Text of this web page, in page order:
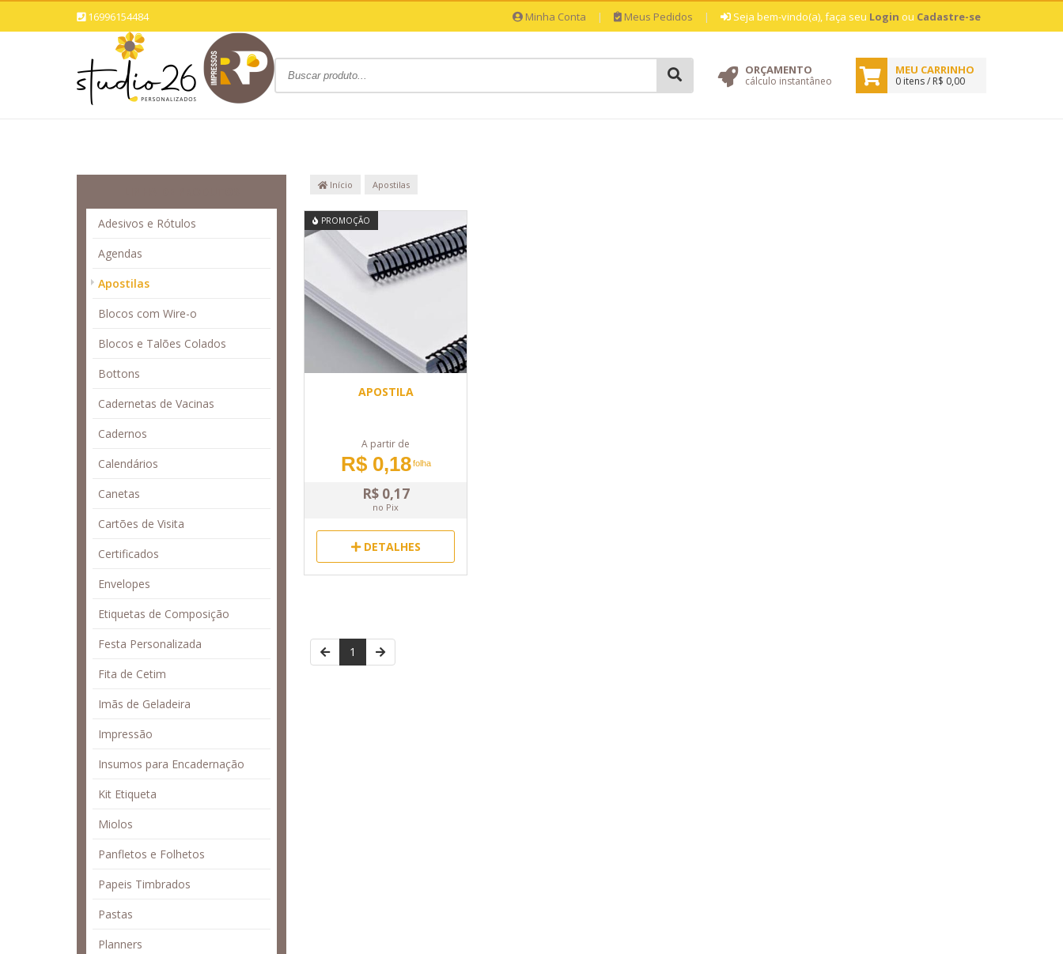
16996154484 Minha Conta | Meus Pedidos | Seja bem-vindo(a), faça seu Login ou Cadastre-se
ORÇAMENTO
cálculo instantâneo
MEU CARRINHO
0 itens / R$ 0,00
Adesivos e Rótulos
Agendas
Apostilas
Blocos com Wire-o
Blocos e Talões Colados
Bottons
Cadernetas de Vacinas
Cadernos
Calendários
Canetas
Cartões de Visita
Certificados
Envelopes
Etiquetas de Composição
Festa Personalizada
Fita de Cetim
Imãs de Geladeira
Impressão
Insumos para Encadernação
Kit Etiqueta
Miolos
Panfletos e Folhetos
Papeis Timbrados
Pastas
Planners
Início Apostilas
PROMOÇÃO
APOSTILA
A partir de
R$ 0,18folha
R$ 0,17
no Pix
DETALHES
1